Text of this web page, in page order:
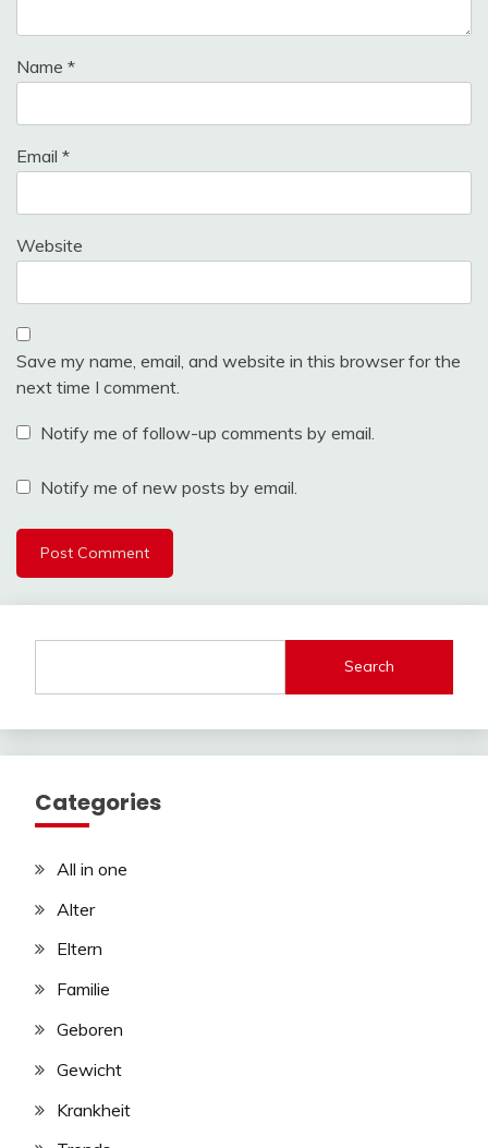
Name *
Email *
Website
Save my name, email, and website in this browser for the
next time I comment.
Notify me of follow-up comments by email.
Notify me of new posts by email.
Search
Categories
All in one
Alter
Eltern
Familie
Geboren
Gewicht
Krankheit